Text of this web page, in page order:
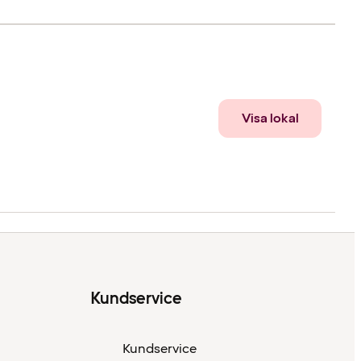
Visa lokal
Kundservice
Kundservice